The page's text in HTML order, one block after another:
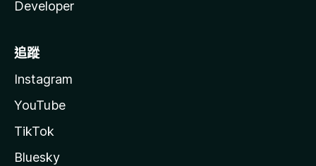
Developer
追蹤
Instagram
YouTube
TikTok
Bluesky